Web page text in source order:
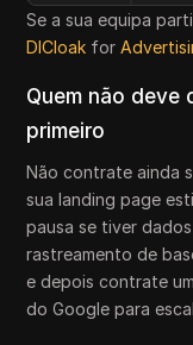
Se a sua equipa
DICloak for
Quem não deve
primeiro
Não contrate ainda
sua landing page
pausa se tiver
rastreamento de
e depois contrate
do Google para